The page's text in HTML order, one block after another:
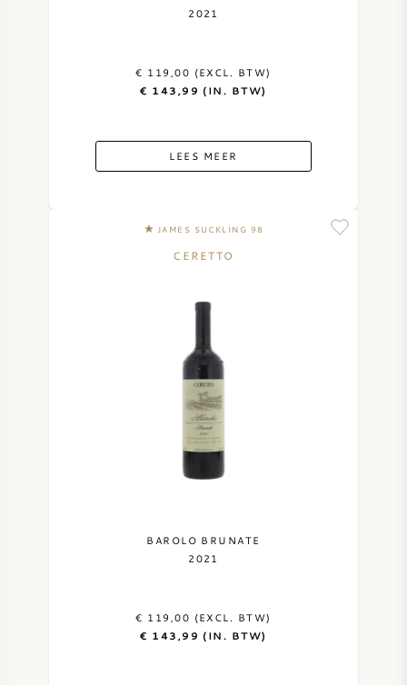
2021
€ 119,00 (EXCL. BTW)
€ 143,99 (IN. BTW)
LEES MEER
JAMES SUCKLING 98
CERETTO
BAROLO BRUNATE
2021
€ 119,00 (EXCL. BTW)
€ 143,99 (IN. BTW)